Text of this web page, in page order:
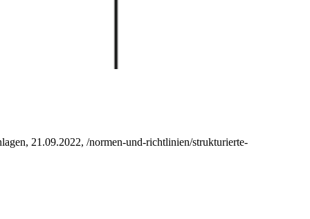
21.09.2022, /normen-und-richtlinien/strukturierte-